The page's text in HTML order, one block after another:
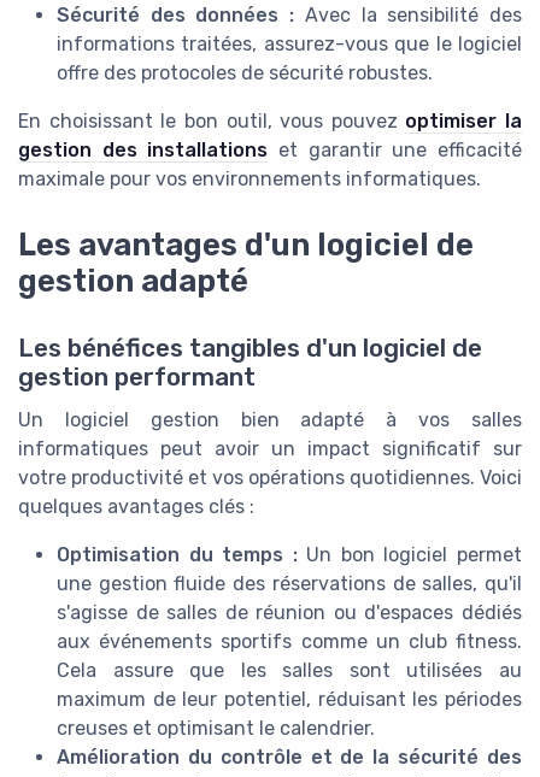
Sécurité des données : Avec la sensibilité des
informations traitées, assurez-vous que le logiciel
offre des protocoles de sécurité robustes.
En choisissant le bon outil, vous pouvez optimiser la
gestion des installations et garantir une efficacité
maximale pour vos environnements informatiques.
Les avantages d'un logiciel de
gestion adapté
Les bénéfices tangibles d'un logiciel de
gestion performant
Un logiciel gestion bien adapté à vos salles
informatiques peut avoir un impact significatif sur
votre productivité et vos opérations quotidiennes. Voici
quelques avantages clés :
Optimisation du temps :Un bon logiciel permet
une gestion fluide des réservations de salles, qu'il
s'agisse de salles de réunion ou d'espaces dédiés
aux événements sportifs comme un club fitness.
Cela assure que les salles sont utilisées au
maximum de leur potentiel, réduisant les périodes
creuses et optimisant le calendrier.
Amélioration du contrôle et de la sécurité des